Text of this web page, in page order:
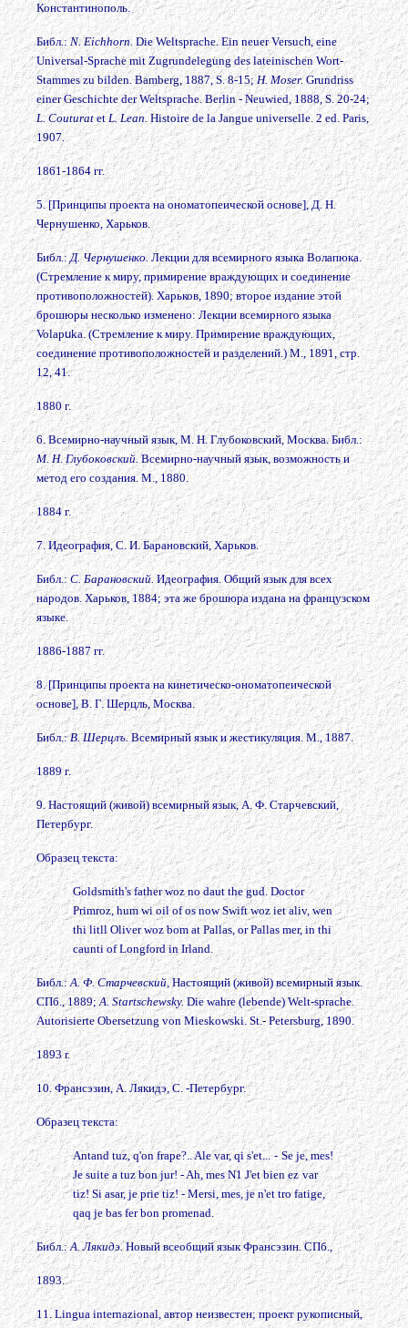
Константинополь.
Библ.: N. Eichhorn. Die Weltsprache. Ein neuer Versuch, eine
Universal-Sprache mit Zugrundelegung des lateinischen Wort-
Stammes zu bilden. Bamberg, 1887, S. 8-15;H. Moser.Grundriss
einer Geschichte der Weltsprache. Berlin - Neuwied, 1888, S. 20-24;
L. Couturatet L. Lean. Histoire de la Jangue universelle. 2 ed. Paris,
1907.
1861-1864 гг.
5. [Принципы проекта на ономатопеической основе], Д. Н.
Чернушенко, Харьков.
Библ.:Д. Чернушенко. Лекции для всемирного языка Волапюка.
(Стремление к миру, примирение враждующих и соединение
противоположностей). Харьков, 1890; второе издание этой
брошюры несколько изменено: Лекции всемирного языка
Volapuka. (Стремление к миру. Примирение враждующих,
соединение противоположностей и разделений.) М., 1891, стр.
12, 41.
1880 г.
6. Всемирно-научный язык, М. Н. Глубоковский, Москва. Библ.:
М. Н. Глубоковский.Всемирно-научный язык, возможность и
метод его создания. М., 1880.
1884 г.
7. Идеография, С. И. Барановский, Харьков.
Библ.: С. Барановский. Идеография. Общий язык для всех
народов. Харьков, 1884; эта же брошюра издана на французском
языке.
1886-1887 гг.
8. [Принципы проекта на кинетическо-ономатопеической
основе], В. Г. Шерцль, Москва.
Библ.:В. Шерцлъ. Всемирный язык и жестикуляция. М., 1887.
1889 г.
9. Настоящий (живой) всемирный язык, А. Ф. Старчевский,
Петербург.
Образец текста:
Goldsmith's father woz no daut the gud. Doctor
Primroz, hum wi oil of os now Swift woz iet aliv, wen
thi litll Oliver woz bom at Pallas, or Pallas mer, in thi
caunti of Longford in Irland.
Библ.:А. Ф. Старчевский,Настоящий (живой) всемирный язык.
СПб., 1889;A. Startschewsky.Die wahre (lebende) Welt-sprache.
Autorisierte Obersetzung von Mieskowski. St.- Petersburg, 1890.
1893 r.
10. Франсэзин, А. Лякидэ, С. -Петербург.
Образец текста:
Antand tuz, q'on frape?.. Ale var, qi s'et... - Se je, mes!
Je suite a tuz bon jur! - Ah, mes N1 J'et bien ez var
tiz! Si asar, je prie tiz! - Mersi, mes, je n'et tro fatige,
qaq je bas fer bon promenad.
Библ.:А. Лякидэ.Новый всеобщий язык Франсэзин. СПб.,
1893.
11. Lingua internazional, автор неизвестен; проект рукописный,